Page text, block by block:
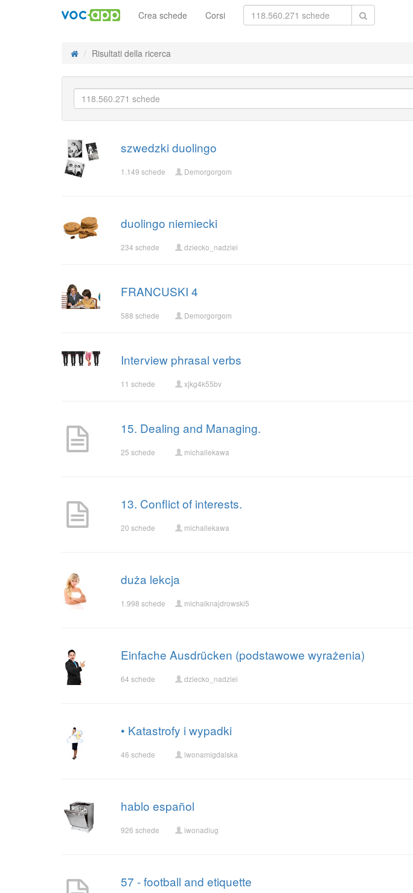
Crea schede Corsi
Risultati della ricerca
szwedzki duolingo
1.149 schede Demorgorgom
duolingo niemiecki
234 schede dziecko_nadziei
FRANCUSKI 4
588 schede Demorgorgom
Interview phrasal verbs
11 schede xjkg4k55bv
15. Dealing and Managing.
25 schede michallekawa
13. Conflict of interests.
20 schede michallekawa
duża lekcja
1.998 schede michalknajdrowski5
Einfache Ausdrücken (podstawowe wyrażenia)
64 schede dziecko_nadziei
• Katastrofy i wypadki
46 schede iwonamigdalska
hablo español
926 schede iwonadiug
57 - football and etiquette